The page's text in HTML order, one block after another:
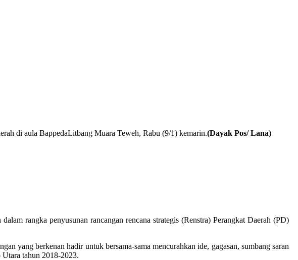
di aula BappedaLitbang Muara Teweh, Rabu (9/1) kemarin.(Dayak Pos/ Lana)
rangka penyusunan rancangan rencana strategis (Renstra) Perangkat Daerah (PD)
yang berkenan hadir untuk bersama-sama mencurahkan ide, gagasan, sumbang saran
tahun 2018-2023.